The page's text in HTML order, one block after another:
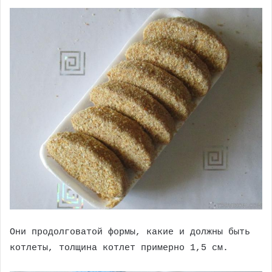
Они продолговатой формы, какие и должны быть
котлеты, толщина котлет примерно 1,5 см.